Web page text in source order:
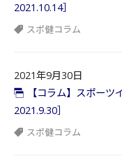
2021.10.14］
スポ健コラム
2021年9月30日
【コラム】スポーツ
2021.9.30］
スポ健コラム